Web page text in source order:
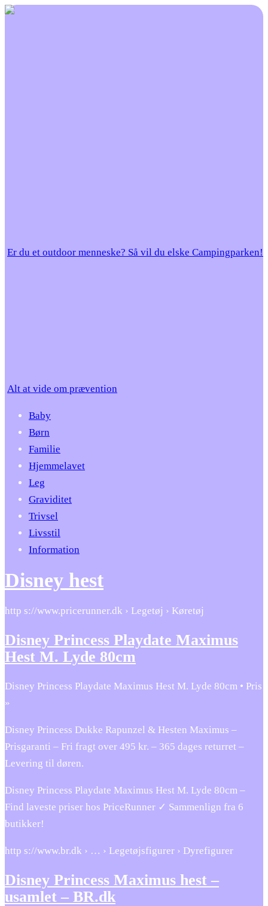
Er du et outdoor menneske? Så vil du elske Campingparken!
Alt at vide om prævention
Baby
Børn
Familie
Hjemmelavet
Leg
Graviditet
Trivsel
Livsstil
Information
Disney hest
http s://www.pricerunner.dk › Legetøj › Køretøj
Disney Princess Playdate Maximus
Hest M. Lyde 80cm
Disney Princess Playdate Maximus Hest M. Lyde 80cm • Pris
»
Disney Princess Dukke Rapunzel & Hesten Maximus –
Prisgaranti – Fri fragt over 495 kr. – 365 dages returret –
Levering til døren.
Disney Princess Playdate Maximus Hest M. Lyde 80cm –
Find laveste priser hos PriceRunner ✓ Sammenlign fra 6
butikker!
http s://www.br.dk › … › Legetøjsfigurer › Dyrefigurer
Disney Princess Maximus hest –
usamlet – BR.dk